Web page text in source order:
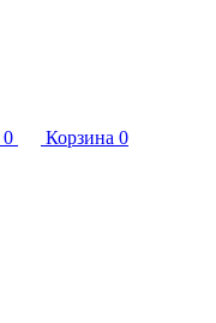
0 Корзина 0